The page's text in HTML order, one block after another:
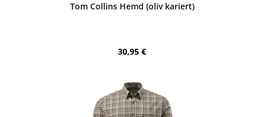
Tom Collins Hemd (oliv kariert)
Regulärer Preis:
30,95 €